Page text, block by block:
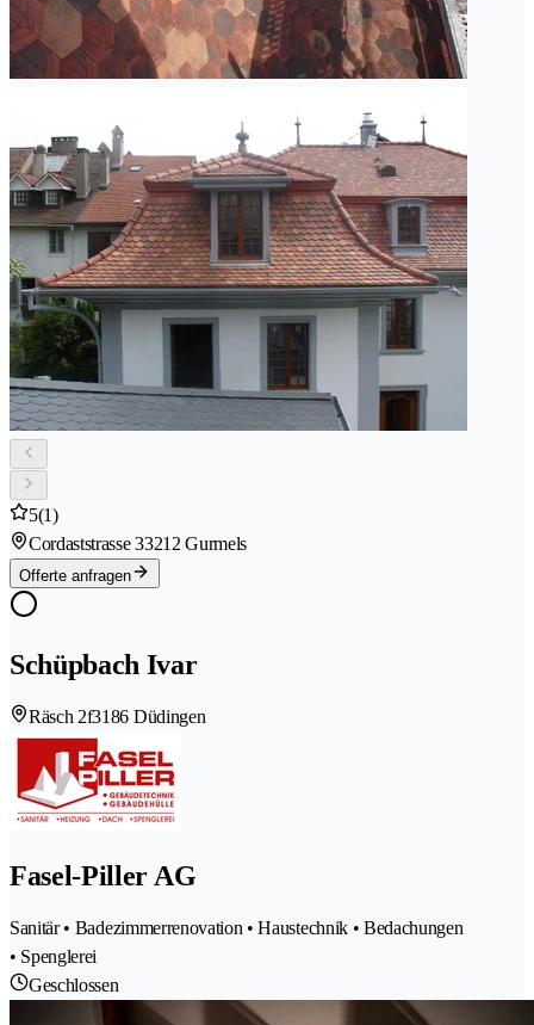
5(1)
Cordaststrasse 33212 Gurmels
Offerte anfragen
Schüpbach Ivar
Räsch 2f3186 Düdingen
Fasel-Piller AG
Sanitär • Badezimmerrenovation • Haustechnik • Bedachungen
• Spenglerei
Geschlossen